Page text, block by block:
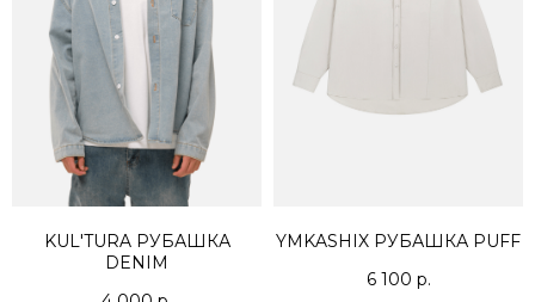
KUL'TURA РУБАШКА
DENIM
YMKASHIX РУБАШКА PUFF
6 100 р.